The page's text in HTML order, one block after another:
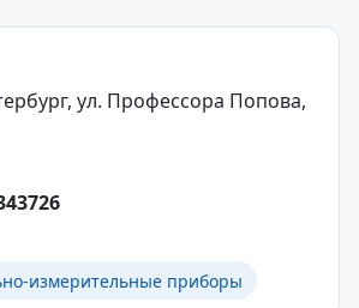
ул. Профессора Попова,
измерительные приборы